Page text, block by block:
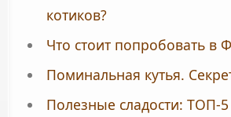
котиков?
Что стоит попробовать в
Поминальная кутья.
Полезные сладости: ТОП-5